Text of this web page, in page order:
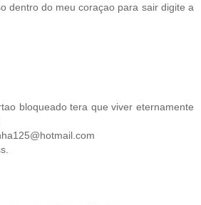
dentro do meu coraçao para sair digite a
bloqueado tera que viver eternamente